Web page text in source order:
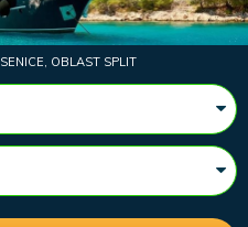
OBLAST SPLIT